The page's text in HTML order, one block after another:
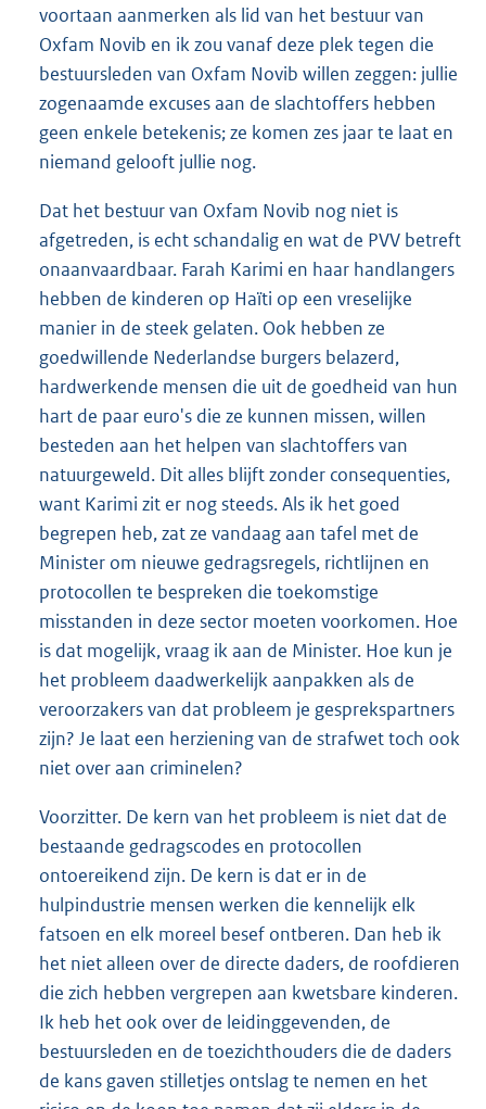
voortaan aanmerken als lid van het bestuur van
Oxfam Novib en ik zou vanaf deze plek tegen die
bestuursleden van Oxfam Novib willen zeggen: jullie
zogenaamde excuses aan de slachtoffers hebben
geen enkele betekenis; ze komen zes jaar te laat en
niemand gelooft jullie nog.
Dat het bestuur van Oxfam Novib nog niet is
afgetreden, is echt schandalig en wat de PVV betreft
onaanvaardbaar. Farah Karimi en haar handlangers
hebben de kinderen op Haïti op een vreselijke
manier in de steek gelaten. Ook hebben ze
goedwillende Nederlandse burgers belazerd,
hardwerkende mensen die uit de goedheid van hun
hart de paar euro's die ze kunnen missen, willen
besteden aan het helpen van slachtoffers van
natuurgeweld. Dit alles blijft zonder consequenties,
want Karimi zit er nog steeds. Als ik het goed
begrepen heb, zat ze vandaag aan tafel met de
Minister om nieuwe gedragsregels, richtlijnen en
protocollen te bespreken die toekomstige
misstanden in deze sector moeten voorkomen. Hoe
is dat mogelijk, vraag ik aan de Minister. Hoe kun je
het probleem daadwerkelijk aanpakken als de
veroorzakers van dat probleem je gesprekspartners
zijn? Je laat een herziening van de strafwet toch ook
niet over aan criminelen?
Voorzitter. De kern van het probleem is niet dat de
bestaande gedragscodes en protocollen
ontoereikend zijn. De kern is dat er in de
hulpindustrie mensen werken die kennelijk elk
fatsoen en elk moreel besef ontberen. Dan heb ik
het niet alleen over de directe daders, de roofdieren
die zich hebben vergrepen aan kwetsbare kinderen.
Ik heb het ook over de leidinggevenden, de
bestuursleden en de toezichthouders die de daders
de kans gaven stilletjes ontslag te nemen en het